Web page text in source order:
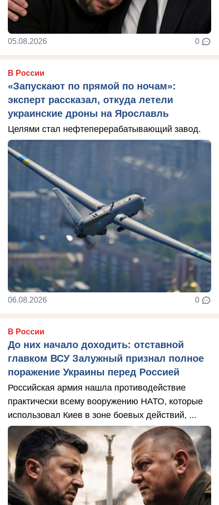
05.08.2026 0
В России
«Запускают по прямой по ночам»:
эксперт рассказал, откуда летели
украинские дроны на Ярославль
Целями стал нефтеперерабатывающий завод.
06.08.2026 0
В России
До них начало доходить: отставной
главком ВСУ Залужный признал полное
поражение Украины перед Россией
Российская армия нашла противодействие
практически всему вооружению НАТО, которые
использовал Киев в зоне боевых действий, ...